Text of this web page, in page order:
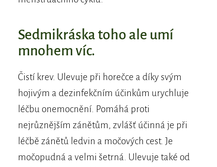
Sedmikráska toho ale umí
mnohem víc.
Čistí krev. Ulevuje při horečce a díky svým
hojivým a dezinfekčním účinkům urychluje
léčbu onemocnění. Pomáhá proti
nejrůznějším zánětům, zvlášť účinná je při
léčbě zánětů ledvin a močových cest. Je
močopudná a velmi šetrná. Ulevuje také od